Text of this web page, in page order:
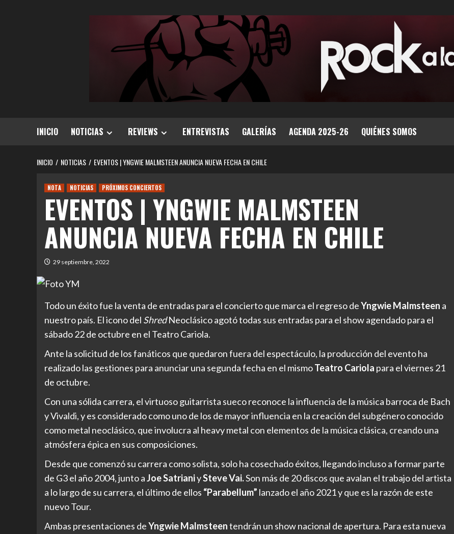
INICIO NOTICIAS REVIEWS ENTREVISTAS GALERÍAS AGENDA 2025-26 QUIÉNES SOMOS
INICIO NOTICIAS EVENTOS | YNGWIE MALMSTEEN ANUNCIA NUEVA FECHA EN CHILE
NOTA NOTICIAS PRÓXIMOS CONCIERTOS
EVENTOS | YNGWIE MALMSTEEN
ANUNCIA NUEVA FECHA EN CHILE
29 septiembre, 2022
Todo un éxito fue la venta de entradas para el concierto que marca el regreso deYngwie Malmsteen a
nuestro país. El icono del ShredNeoclásico agotó todas sus entradas para el show agendado para el
sábado 22 de octubre en el Teatro Cariola.
Ante la solicitud de los fanáticos que quedaron fuera del espectáculo, la producción del evento ha
realizado las gestiones para anunciar una segunda fecha en el mismoTeatro Cariola para el viernes 21
de octubre.
Con una sólida carrera, el virtuoso guitarrista sueco reconoce la influencia de la música barroca de Bach
y Vivaldi, y es considerado como uno de los de mayor influencia en la creación del subgénero conocido
como metal neoclásico, que involucra al heavy metal con elementos de la música clásica, creando una
atmósfera épica en sus composiciones.
Desde que comenzó su carrera como solista, solo ha cosechado éxitos, llegando incluso a formar parte
de G3 el año 2004, junto aJoe SatrianiySteve Vai.Son más de 20 discos que avalan el trabajo del artista
a lo largo de su carrera, el último de ellos “Parabellum” lanzado el año 2021 y que es la razón de este
nuevo Tour.
Ambas presentaciones deYngwie Malmsteentendrán un show nacional de apertura. Para esta nueva